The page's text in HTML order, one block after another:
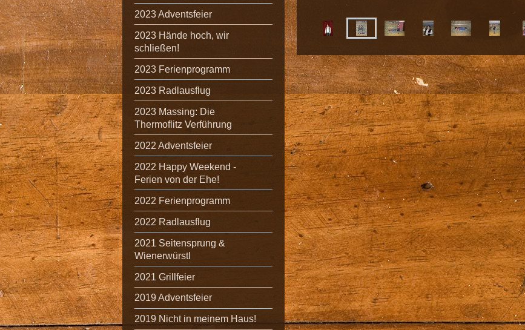
2023 Adventsfeier
2023 Hände hoch, wir
schließen!
2023 Ferienprogramm
2023 Radlausflug
2023 Massing: Die
Thermoflitz Verführung
2022 Adventsfeier
2022 Happy Weekend -
Ferien von der Ehe!
2022 Ferienprogramm
2022 Radlausflug
2021 Seitensprung &
Wienerwürstl
2021 Grillfeier
2019 Adventsfeier
2019 Nicht in meinem Haus!